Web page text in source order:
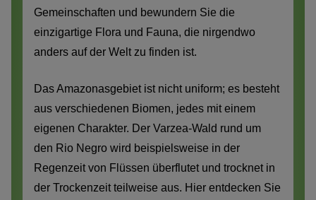
Gemeinschaften und bewundern Sie die
einzigartige Flora und Fauna, die nirgendwo
anders auf der Welt zu finden ist.
Das Amazonasgebiet ist nicht uniform; es besteht
aus verschiedenen Biomen, jedes mit einem
eigenen Charakter. Der Varzea-Wald rund um
den Rio Negro wird beispielsweise in der
Regenzeit von Flüssen überflutet und trocknet in
der Trockenzeit teilweise aus. Hier entdecken Sie